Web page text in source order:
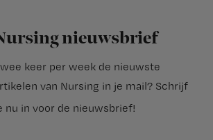
nieuwsbrief
keer per week de nieuwste
van Nursing in je mail? Schrijf
nu in voor de nieuwsbrief!